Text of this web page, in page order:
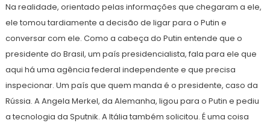
Na realidade, orientado pelas informações que chegaram a ele,
ele tomou tardiamente a decisão de ligar para o Putin e
conversar com ele. Como a cabeça do Putin entende que o
presidente do Brasil, um país presidencialista, fala para ele que
aqui há uma agência federal independente e que precisa
inspecionar. Um país que quem manda é o presidente, caso da
Rússia. A Angela Merkel, da Alemanha, ligou para o Putin e pediu
a tecnologia da Sputnik. A Itália também solicitou. É uma coisa